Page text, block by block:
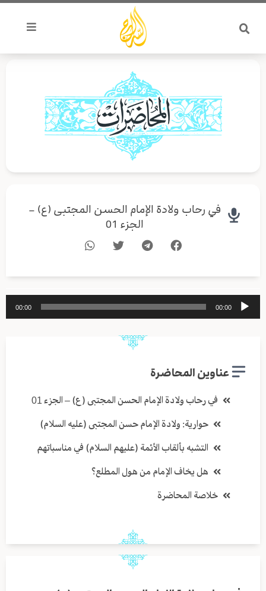
تخطي
المحتوى
في رحاب ولادة الإمام الحسن المجتبى (ع) –
الجزء 01
مشغل
الصوت
00:00
00:00
عناوين المحاضرة
في رحاب ولادة الإمام الحسن المجتبى (ع) – الجزء 01
حوارية: ولادة الإمام حسن المجتبى (عليه السلام)
التشبه بألقاب الأئمة (عليهم السلام) في مناسباتهم
هل يخاف الإمام من هول المطلع؟
خلاصة المحاضرة